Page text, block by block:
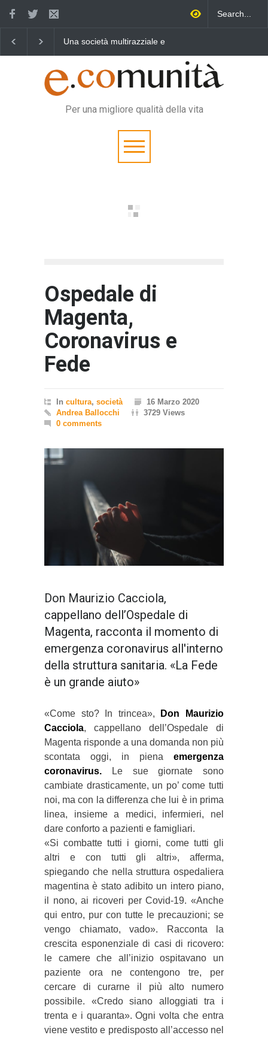
e
Benedetta primavera,
Per una migliore qualità della vita
Ospedale di
Magenta,
Coronavirus e
Fede
In cultura, società
16 Marzo 2020
Andrea Ballocchi
3729 Views
0 comments
Don Maurizio Cacciola,
cappellano dell’Ospedale di
Magenta, racconta il momento di
emergenza coronavirus all'interno
della struttura sanitaria. «La Fede
è un grande aiuto»
«Come sto? In trincea»,
Don Maurizio
Cacciola, cappellano dell’Ospedale di
Magenta risponde a una domanda non più
scontata oggi, in piena emergenza
coronavirus. Le sue giornate sono
cambiate drasticamente, un po’ come tutti
noi, ma con la differenza che lui è in prima
linea, insieme a medici, infermieri, nel
dare conforto a pazienti e famigliari.
«Si combatte tutti i giorni, come tutti gli
altri e con tutti gli altri», afferma,
spiegando che nella struttura ospedaliera
magentina è stato adibito un intero piano,
il nono, ai ricoveri per Covid-19. «Anche
qui entro, pur con tutte le precauzioni; se
vengo chiamato, vado». Racconta la
crescita esponenziale di casi di ricovero:
le camere che all’inizio ospitavano un
paziente ora ne contengono tre, per
cercare di curarne il più alto numero
possibile. «Credo siano alloggiati tra i
trenta e i quaranta». Ogni volta che entra
viene vestito e predisposto all’accesso nel